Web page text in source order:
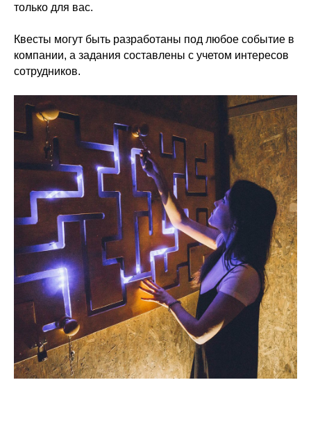
только для вас.
Квесты могут быть разработаны под любое событие в
компании, а задания составлены с учетом интересов
сотрудников.